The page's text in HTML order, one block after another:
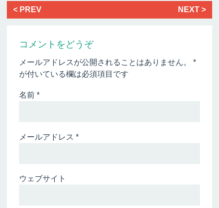
< PREV NEXT >
コメントをどうぞ
メールアドレスが公開されることはありません。*
が付いている欄は必須項目です
名前*
メールアドレス*
ウェブサイト